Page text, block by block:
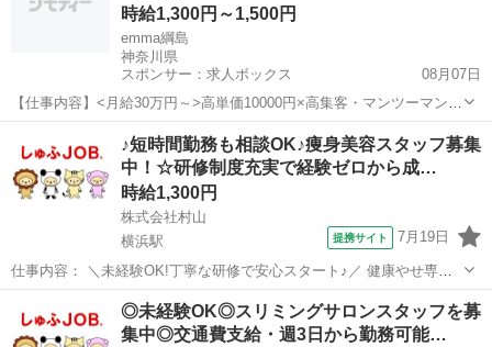
時給1,300円～1,500円
emma綱島
神奈川県
スポンサー：求人ボックス
08月07日
【仕事内容】<月給30万円～>高単価10000円×高集客・マンツーマン制
有給取得率100% <募集職種> 美容師 <仕事内容> (受付・カウンセリン
グ・施術・店舗管理)サロン業務全般をお願い致します! ヘアメイク,ヘ
ッドスパ,ヘ...
アルバイト・パート
♪短時間勤務も相談OK♪痩身美容スタッフ募集
中！☆研修制度充実で経験ゼロから成…
時給1,300円
株式会社村山
横浜駅
提携サイト 7月19日
仕事内容： ＼未経験OK!丁寧な研修で安心スタート♪／ 健康やせ専門
イヴでは、未経験から美容のプロを目指せる環境を整えています。 お
客様の受付やカウンセリング、施術を通じて美容知識を身につけるこ
とができます。 ◆受付・カウ...
横浜市 横浜駅 エステ
◎未経験OK◎スリミングサロンスタッフを募
集中◎交通費支給・週3日から勤務可能…